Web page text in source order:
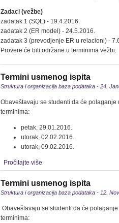
Zadaci (vežbe)
zadatak 1 (SQL) - 19.4.2016.
zadatak 2 (ER model) - 24.5.2016.
zadatak 3 (prevodjenje ER u relacioni) -
Provere će biti održane u terminima vežbi.
Termini usmenog ispita
Struktura i organizacija baza podataka - 24.
Obaveštavaju se studenti da će
terminima:
petak, 29.01.2016.
utorak, 02.02.2016.
utorak, 09.02.2016.
Pročitajte više
Termini usmenog ispita
Struktura i organizacija baza podataka - 12.
Obaveštavaju se studenti da će
terminima: